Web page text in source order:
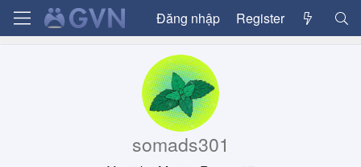
Đăng nhập Register
somads301